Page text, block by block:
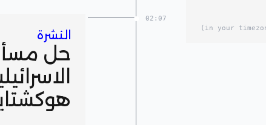
02:07
النشرة
حل